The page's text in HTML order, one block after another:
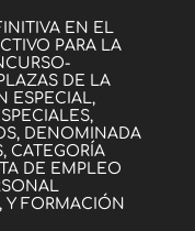
EN EL
PARA LA
DE LA
ESPECIAL,
DENOMINADA
CATEGORÍA
DE EMPLEO
Y FORMACIÓN